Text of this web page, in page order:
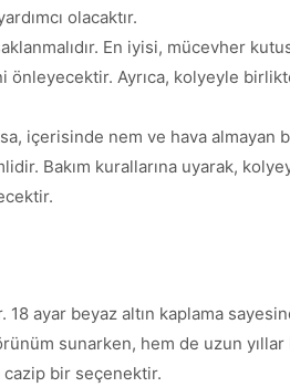
olacaktır.
En iyisi, mücevher
önleyecektir. Ayrıca, kolyeyle
içerisinde nem ve hava
Bakım kurallarına uyarak,
ayar beyaz altın kaplama
sunarken, hem de uzun yıllar
bir seçenektir.